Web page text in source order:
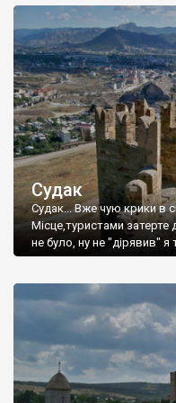
Судак
Судак... Вже чую крики в
Місце,туристами
не було, ну не "дірявив" я